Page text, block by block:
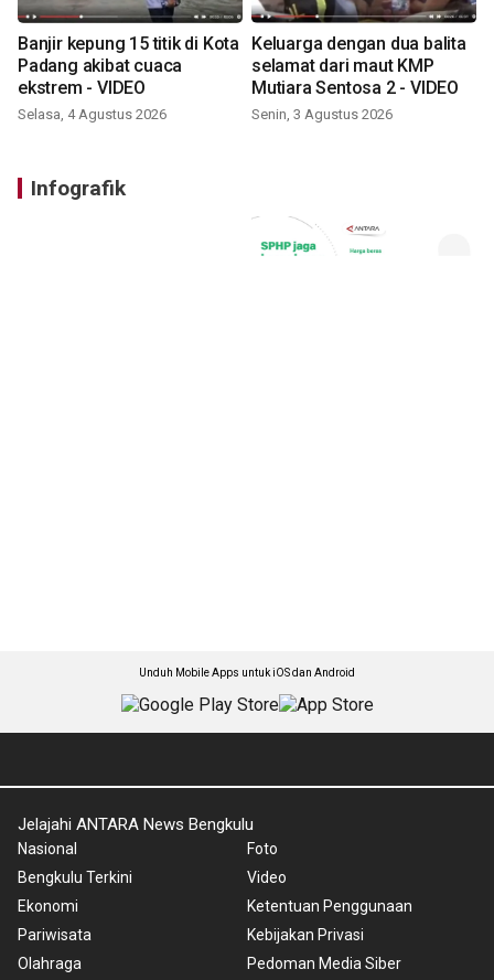
Banjir kepung 15 titik di Kota
Padang akibat cuaca
ekstrem - VIDEO
Selasa, 4 Agustus 2026
Keluarga dengan dua balita
selamat dari maut KMP
Mutiara Sentosa 2 - VIDEO
Senin, 3 Agustus 2026
Infografik
Unduh Mobile Apps untuk iOS dan Android
Jelajahi ANTARA News Bengkulu
Nasional
Bengkulu Terkini
Ekonomi
Pariwisata
Olahraga
Foto
Video
Ketentuan Penggunaan
Kebijakan Privasi
Pedoman Media Siber